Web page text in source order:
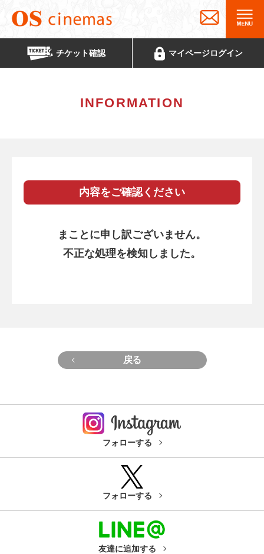
チケット確認 マイページログイン
INFORMATION
内容をご確認ください
まことに申し訳ございません。
不正な処理を検知しました。
戻る
フォローする
フォローする
友達に追加する